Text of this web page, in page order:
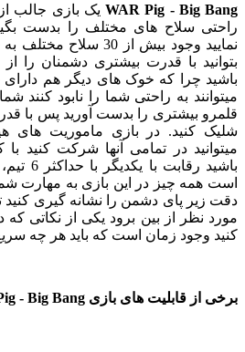
WAR Pig - Big Bangیک بازی جالب
راحتی سلاح های مختلف را بدست
نمایید وجود بیش از 30
بتوانید با قدرت بیشتری دشمنان را از
باشید چرا که خوک های دیگر هم
میتوانند به راحتی شما را نابود کنند
قلمرو بیشتری را بدست آورید پس با
شلیک کنید. در بازی ماموریت های
میتوانید در تمامی آنها شرکت کنید
است همه چیز در این بازی به مهارت
دقت زیر پای دشمن را نشانه گیری کنید
مورد نظر از بین برود یکی از نکاتی که
کنید وجود زمان است که باید هر چه
برخی از قابلیت های بازی WAR Pig - Big Bang :